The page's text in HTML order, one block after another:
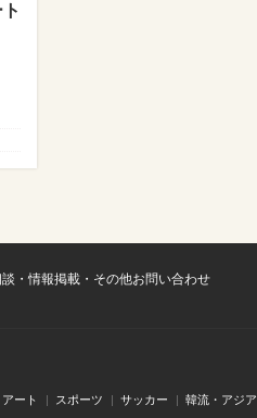
・情報掲載・その他お問い合わせ
アート スポーツ サッカー 韓流・アジア